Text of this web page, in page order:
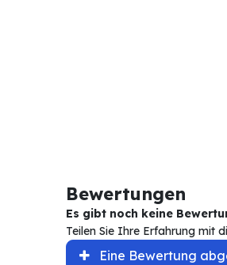
Bewertungen
Es gibt noch keine
Teilen Sie Ihre Erfahrung mit
Eine Bewertung